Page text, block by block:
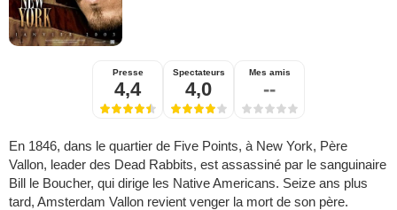
Presse
4,4
Spectateurs
4,0
Mes amis
--
En 1846, dans le quartier de Five Points, à New York, Père
Vallon, leader des Dead Rabbits, est assassiné par le sanguinaire
Bill le Boucher, qui dirige les Native Americans. Seize ans plus
tard, Amsterdam Vallon revient venger la mort de son père.